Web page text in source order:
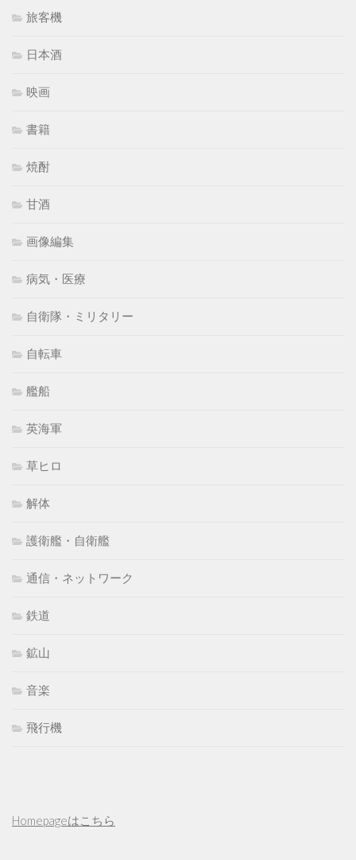
旅客機
日本酒
映画
書籍
焼酎
甘酒
画像編集
病気・医療
自衛隊・ミリタリー
自転車
艦船
英海軍
草ヒロ
解体
護衛艦・自衛艦
通信・ネットワーク
鉄道
鉱山
音楽
飛行機
Homepageはこちら